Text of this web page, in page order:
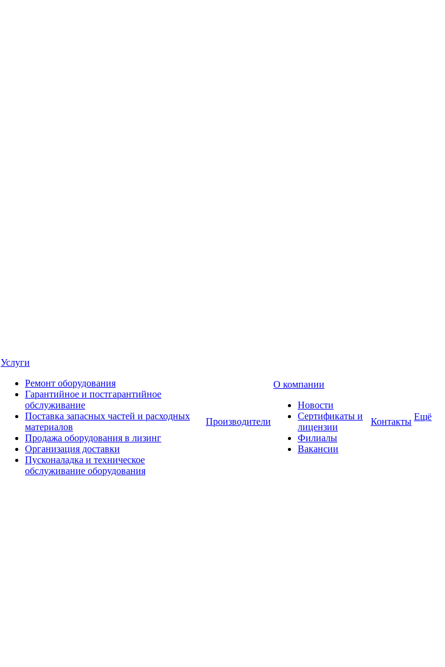
Услуги
Ремонт оборудования
Гарантийное и постгарантийное
обслуживание
Поставка запасных частей и расходных
материалов
Продажа оборудования в лизинг
Организация доставки
Пусконаладка и техническое
обслуживание оборудования
Производители
О компании
Новости
Сертификаты и
лицензии
Филиалы
Вакансии
Контакты Ещё